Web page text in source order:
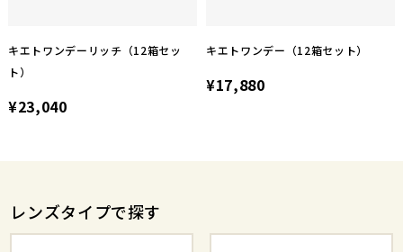
キエトワンデーリッチ（12箱セッ
ト）
¥23,040
キエトワンデー（12箱セット）
¥17,880
レンズタイプで探す